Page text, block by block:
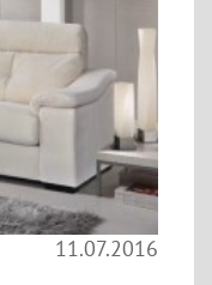
11.07.2016